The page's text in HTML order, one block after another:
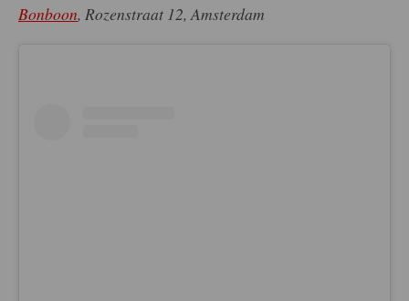
Bonboon, Rozenstraat 12, Amsterdam